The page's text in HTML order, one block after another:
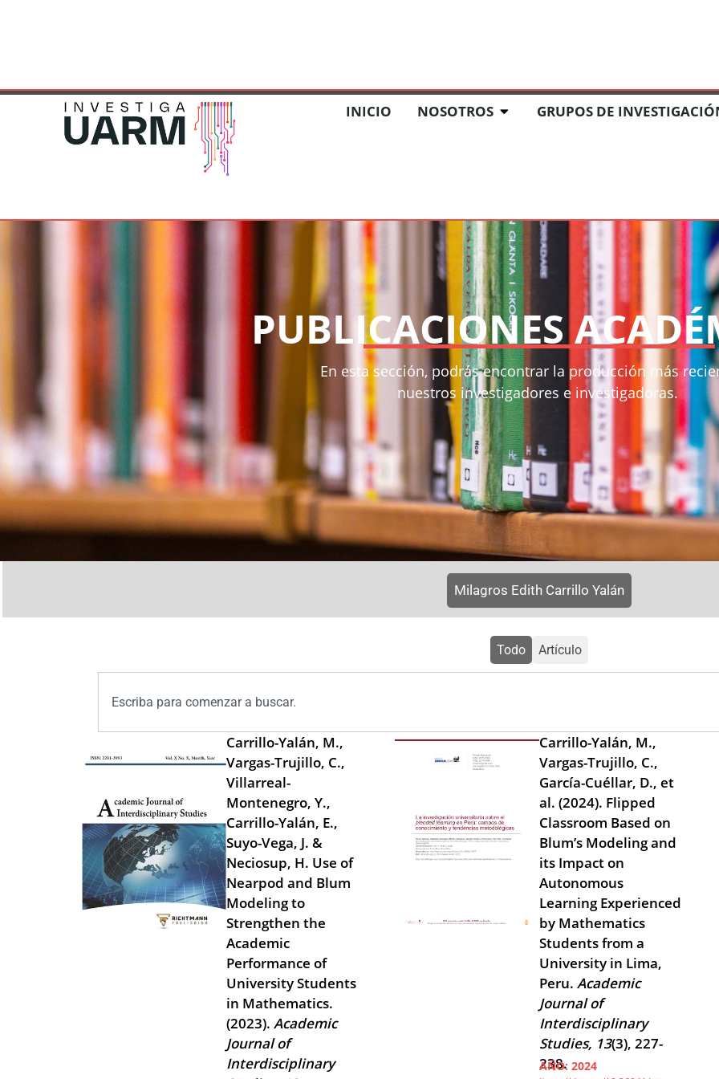
INICIO NOSOTROS GRUPOS DE
PUBLICACIONES
En esta sección, podrás encontrar la producción más
nuestros investigadores e investigadoras.
Milagros Edith Carrillo Yalán
Artículo
Todo
Carrillo-Yalán, M.,
Vargas-Trujillo, C.,
Villarreal-
Montenegro, Y.,
Carrillo-Yalán, E.,
Suyo-Vega, J. &
Neciosup, H. Use of
Nearpod and Blum
Modeling to
Strengthen the
Academic
Performance of
University Students
in Mathematics.
(2023). Academic
Journal of
Interdisciplinary
Carrillo-Yalán, M.,
Vargas-Trujillo, C.,
García-Cuéllar, D., et
al. (2024). Flipped
Classroom Based on
Blum’s Modeling and
its Impact on
Autonomous
Learning Experienced
by Mathematics
Students from a
University in Lima,
Peru. Academic
Journal of
Interdisciplinary
Studies, 13(3), 227-
238.
AÑO: 2024